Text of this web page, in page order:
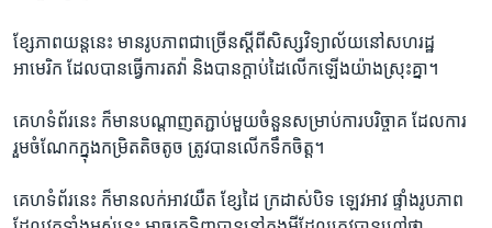
ខ្សែភាពយន្តនេះ មានរូបភាព​ជាច្រើនស្តីពីសិស្សវិទ្យាល័យ​នៅ​សហរដ្ឋ​
អាមេរិក ដែល​បាន​ធ្វើការ​តវ៉ា និង​បាន​ក្តាប់ដៃលើកឡើង​យ៉ាងស្រុះ​គ្នា។
គេហទំព័រ​នេះ​ ក៏មាន​បណ្តាញ​តភ្ជាប់​មួយចំនួន​សម្រាប់​ការបរិច្ចាគ ដែល​ការ
រួម​ចំណែក​ក្នុង​កម្រិត​តិច​តូច ​ត្រូវបាន​លើកទឹក​ចិត្ត។
គេហទំព័រនេះ ​ក៏មាន​លក់​អាវយឺត ខ្សែដៃ ក្រដាស់​បិទ ឡេវ​អាវ ផ្ទាំងរូបភាព